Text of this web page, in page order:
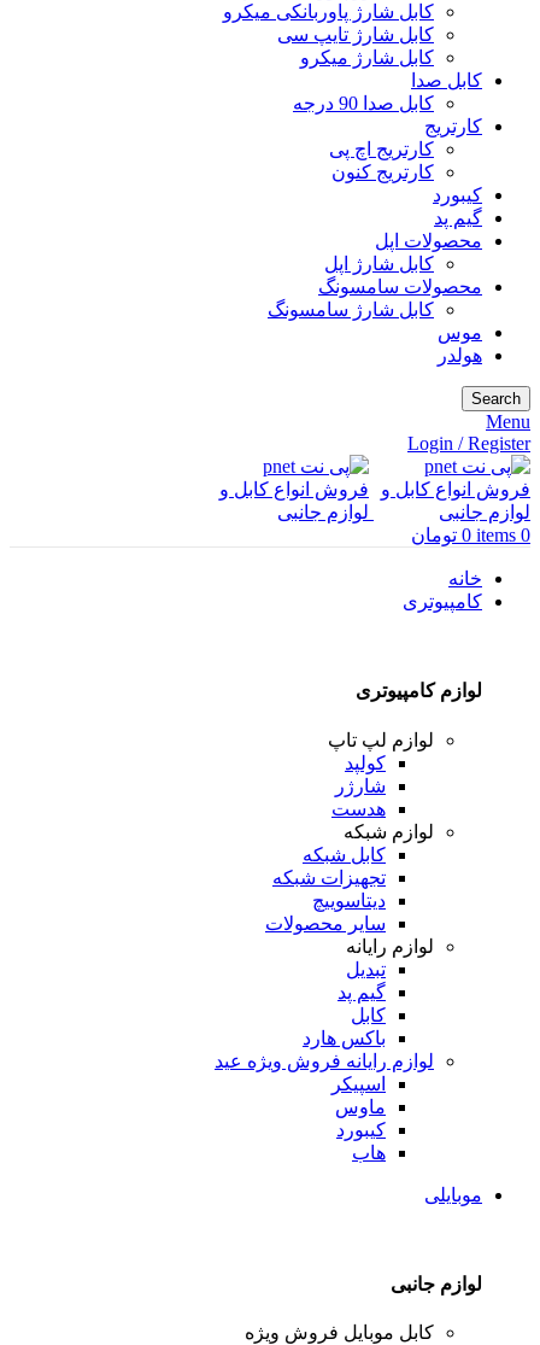
کابل شارژ پاوربانکی میکرو
کابل شارژ تایپ سی
کابل شارژ میکرو
کابل صدا
کابل صدا 90 درجه
کارتریج
کارتریج اچ پی
کارتریج کنون
کیبورد
گیم پد
محصولات اپل
کابل شارژ اپل
محصولات سامسونگ
کابل شارژ سامسونگ
موس
هولدر
Search
Menu
Login / Register
0
items
0 تومان
خانه
کامپیوتری
لوازم کامپیوتری
لوازم لپ تاپ
کولپد
شارژر
هدست
لوازم شبکه
کابل شبکه
تجهیزات شبکه
دیتاسوییچ
سایر محصولات
لوازم رایانه
تبدیل
گیم پد
کابل
باکس هارد
لوازم رایانه فروش ویژه عید
اسپیکر
ماوس
کیبورد
هاب
موبایلی
لوازم جانبی
کابل موبایل فروش ویژه